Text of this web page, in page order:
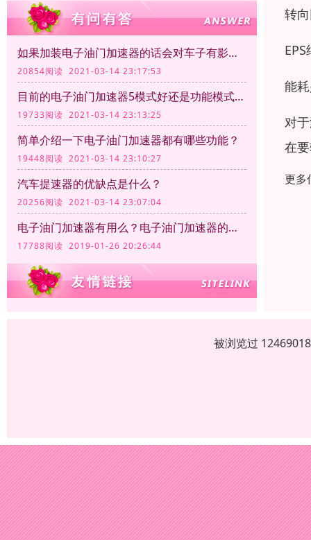
如果加装电子油门加速器的话会对车子有影响吗？
20854阅读 2021-03-14 23:17:53
目前的电子油门加速器5模式好还是功能模式越多越好呢？
19733阅读 2021-03-14 23:13:25
简单介绍一下电子油门加速器都有哪些功能？
19448阅读 2021-03-14 23:10:27
汽车提速器的优缺点是什么？
20256阅读 2021-03-14 23:07:04
电子油门加速器有用么？电子油门加速器的作用
17788阅读 2019-01-26 20:26:44
转
能
对
在
更多
被浏览过